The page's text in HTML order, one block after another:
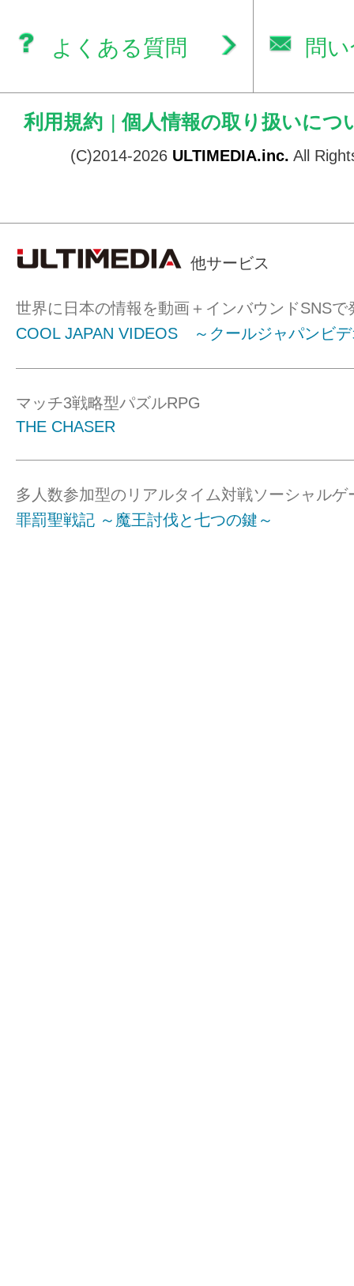
よくある質問 問
利用規約 | 個人情報の取り扱いにつ
(C)2014-2026 ULTIMEDIA.inc. All
他サービス
世界に日本の情報を動画＋インバウンドSNSで
COOL JAPAN VIDEOS ～クールジャパンビ
マッチ3戦略型パズルRPG
THE CHASER
多人数参加型のリアルタイム対戦ソーシャルゲ
罪罰聖戦記 ～魔王討伐と七つの鍵～